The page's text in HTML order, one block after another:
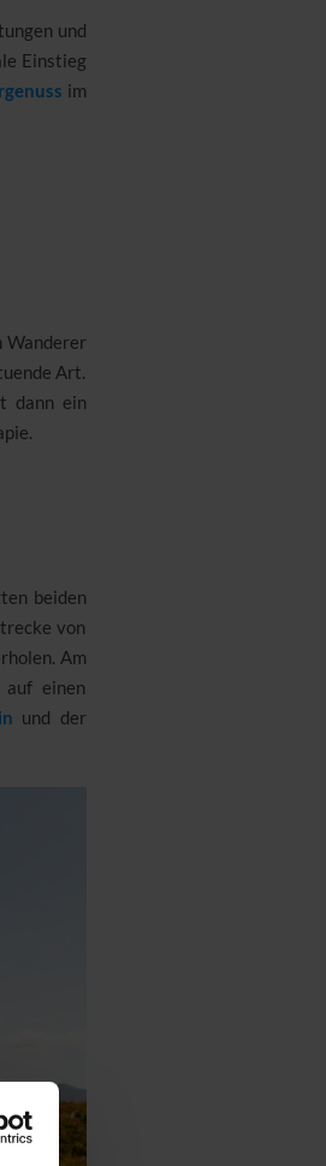
und
Einstieg
im
Wanderer
Art.
dann ein
beiden
von
Am
einen
und der